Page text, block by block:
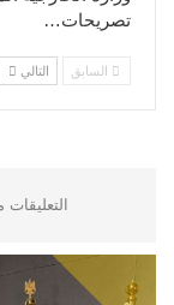
تصريحات…
السابق التالي